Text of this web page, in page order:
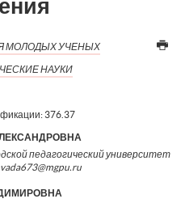
МОЛОДЫХ УЧЕНЫХ
НАУКИ
376.37
педагогический университет